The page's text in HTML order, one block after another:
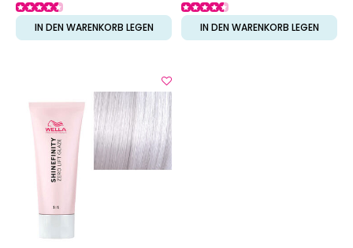
IN DEN WARENKORB LEGEN IN DEN WARENKORB LEGEN